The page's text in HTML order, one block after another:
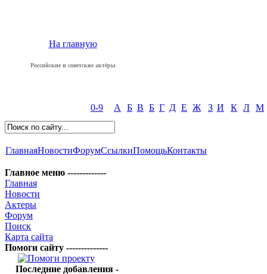
На главную
Российские и советские актёры
0-9 А Б В Б Г Д Е Ж З И К Л М
ГлавнаяНовостиФорумСсылкиПомощьКонтакты
Главное меню -------------
Главная
Новости
Актеры
Форум
Поиск
Карта сайта
Помоги сайту --------------
Последние добавления -